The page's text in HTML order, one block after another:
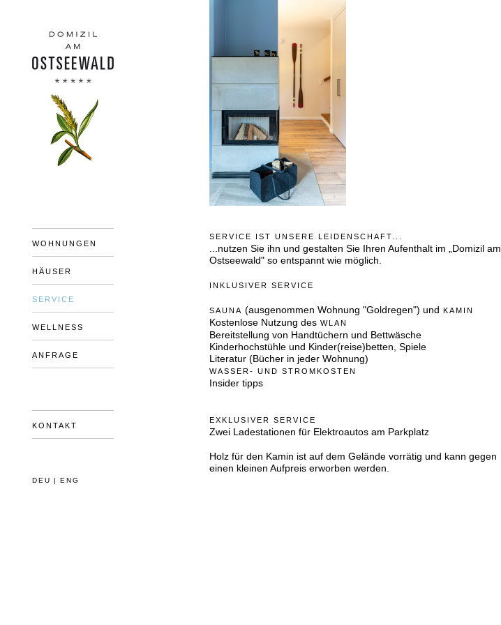
WOHNUNGEN
HÄUSER
SERVICE
WELLNESS
ANFRAGE
KONTAKT
DEU | ENG
SERVICE IST UNSERE LEIDENSCHAFT...
...nutzen Sie ihn und gestalten Sie Ihren Aufenthalt im „Domizil am
Ostseewald" so entspannt wie möglich.
INKLUSIVER SERVICE
SAUNA (ausgenommen Wohnung "Goldregen") und KAMIN
Kostenlose Nutzung des WLAN
Bereitstellung von Handtüchern und Bettwäsche
Kinderhochstühle und Kinder(reise)betten, Spiele
Literatur (Bücher in jeder Wohnung)
WASSER- UND STROMKOSTEN
Insider tipps
EXKLUSIVER SERVICE
Zwei Ladestationen für Elektroautos am Parkplatz
Holz für den Kamin ist auf dem Gelände vorrätig und kann gegen
einen kleinen Aufpreis erworben werden.